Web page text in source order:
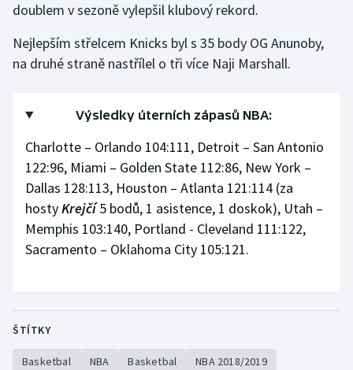
Triatlon
Veslování
Ostatní
doublem v sezoně vylepšil klubový rekord.
Nejlepším střelcem Knicks byl s 35 body OG Anunoby,
na druhé straně nastřílel o tři více Naji Marshall.
Výsledky úterních zápasů NBA:
Charlotte – Orlando 104:111, Detroit – San Antonio
122:96, Miami – Golden State 112:86, New York –
Dallas 128:113, Houston – Atlanta 121:114 (za
hostyKrejčí5 bodů, 1 asistence, 1 doskok), Utah –
Memphis 103:140, Portland - Cleveland 111:122,
Sacramento – Oklahoma City 105:121.
ŠTÍTKY
Basketbal NBA Basketbal NBA 2018/2019